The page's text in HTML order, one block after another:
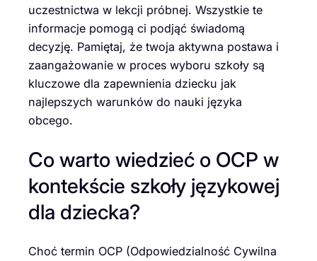
uczestnictwa w lekcji próbnej. Wszystkie te
informacje pomogą ci podjąć świadomą
decyzję. Pamiętaj, że twoja aktywna postawa i
zaangażowanie w proces wyboru szkoły są
kluczowe dla zapewnienia dziecku jak
najlepszych warunków do nauki języka
obcego.
Co warto wiedzieć o OCP w
kontekście szkoły językowej
dla dziecka?
Choć termin OCP (Odpowiedzialność Cywilna